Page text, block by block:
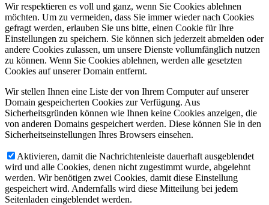
Wir respektieren es voll und ganz, wenn Sie Cookies ablehnen
möchten. Um zu vermeiden, dass Sie immer wieder nach Cookies
gefragt werden, erlauben Sie uns bitte, einen Cookie für Ihre
Einstellungen zu speichern. Sie können sich jederzeit abmelden oder
andere Cookies zulassen, um unsere Dienste vollumfänglich nutzen
zu können. Wenn Sie Cookies ablehnen, werden alle gesetzten
Cookies auf unserer Domain entfernt.
Wir stellen Ihnen eine Liste der von Ihrem Computer auf unserer
Domain gespeicherten Cookies zur Verfügung. Aus
Sicherheitsgründen können wie Ihnen keine Cookies anzeigen, die
von anderen Domains gespeichert werden. Diese können Sie in den
Sicherheitseinstellungen Ihres Browsers einsehen.
Aktivieren, damit die Nachrichtenleiste dauerhaft ausgeblendet
wird und alle Cookies, denen nicht zugestimmt wurde, abgelehnt
werden. Wir benötigen zwei Cookies, damit diese Einstellung
gespeichert wird. Andernfalls wird diese Mitteilung bei jedem
Seitenladen eingeblendet werden.